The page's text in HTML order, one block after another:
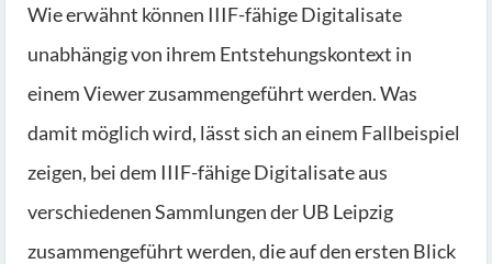
Wie erwähnt können IIIF-fähige Digitalisate
unabhängig von ihrem Entstehungskontext in
einem Viewer zusammengeführt werden. Was
damit möglich wird, lässt sich an einem Fallbeispiel
zeigen, bei dem IIIF-fähige Digitalisate aus
verschiedenen Sammlungen der UB Leipzig
zusammengeführt werden, die auf den ersten Blick